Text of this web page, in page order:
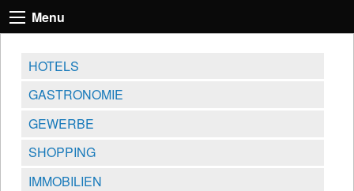
Menu
HOTELS
GASTRONOMIE
GEWERBE
SHOPPING
IMMOBILIEN